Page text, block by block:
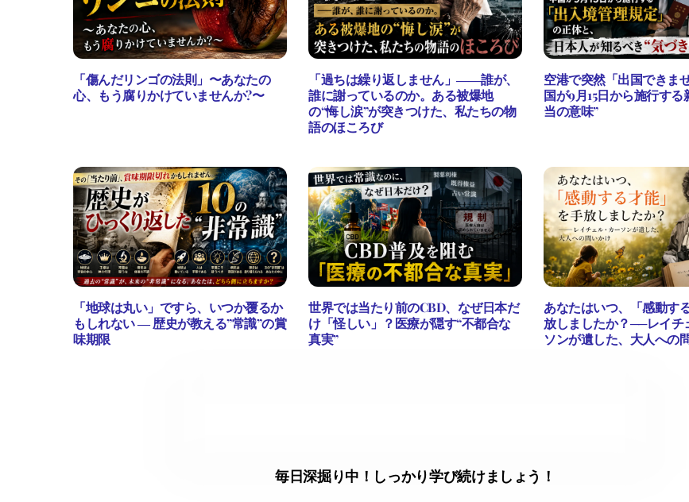
「傷んだリンゴの法則」〜あなたの
心、もう腐りかけていませんか?〜
「過ちは繰り返しません」――誰が、
誰に謝っているのか。ある被爆地
の“悔し涙”が突きつけた、私たちの物
語のほころび
空港で突然「出国できま
国が9月15日から施行する
当の意味”
「地球は丸い」ですら、いつか覆るか
もしれない ― 歴史が教える”常識”の賞
味期限
世界では当たり前のCBD、なぜ日本だ
け「怪しい」？医療が隠す“不都合な
真実”
あなたはいつ、「感動す
放しましたか？──レイチ
ソンが遺した、大人への
毎日深掘り中！しっかり学び続けましょう！